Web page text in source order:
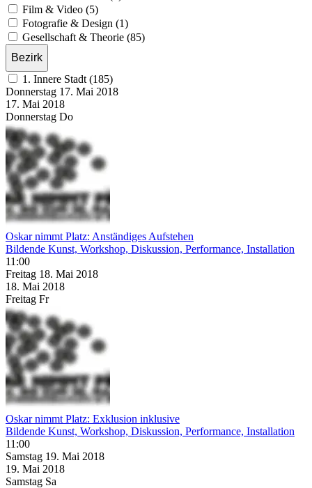
Film & Video (5)
Fotografie & Design (1)
Gesellschaft & Theorie (85)
Bezirk
1. Innere Stadt (185)
Donnerstag 17. Mai 2018
17. Mai 2018
Donnerstag Do
Oskar nimmt Platz: Anständiges Aufstehen
Bildende Kunst, Workshop, Diskussion, Performance, Installation
11:00
Freitag 18. Mai 2018
18. Mai 2018
Freitag Fr
Oskar nimmt Platz: Exklusion inklusive
Bildende Kunst, Workshop, Diskussion, Performance, Installation
11:00
Samstag 19. Mai 2018
19. Mai 2018
Samstag Sa